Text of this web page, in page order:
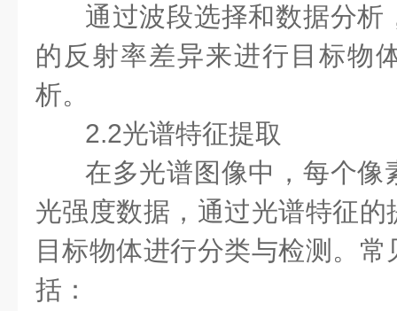
通过波段选择和数据分析
的反射率差异来进行目标物
析。
2.2光谱特征提取
在多光谱图像中，每个像
光强度数据，通过光谱特征
目标物体进行分类与检测。
括：